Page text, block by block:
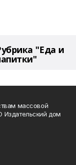
"Еда и
массовой
Издательский дом